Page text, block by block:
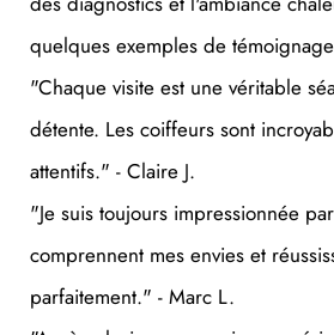
quelques exemples de
"Chaque visite est une véritable
détente. Les coiffeurs sont
attentifs." - Claire J.
"Je suis toujours impressionnée par
comprennent mes envies et
parfaitement." - Marc L.
"Après plusieurs mauvaises